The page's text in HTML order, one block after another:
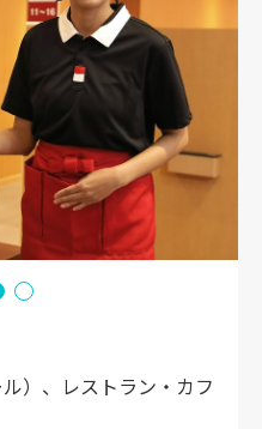
）、レストラン・カフ